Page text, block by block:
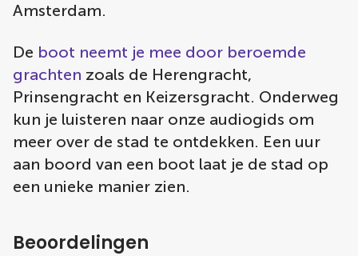
Amsterdam.
De boot neemt je mee door beroemde
grachten zoals de Herengracht,
Prinsengracht en Keizersgracht. Onderweg
kun je luisteren naar onze audiogids om
meer over de stad te ontdekken. Een uur
aan boord van een boot laat je de stad op
een unieke manier zien.
Beoordelingen